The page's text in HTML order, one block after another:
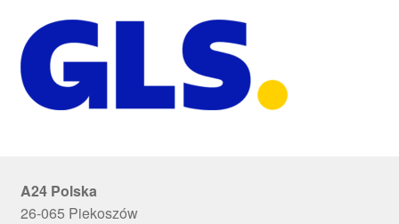
A24 Polska
26-065 Piekoszów